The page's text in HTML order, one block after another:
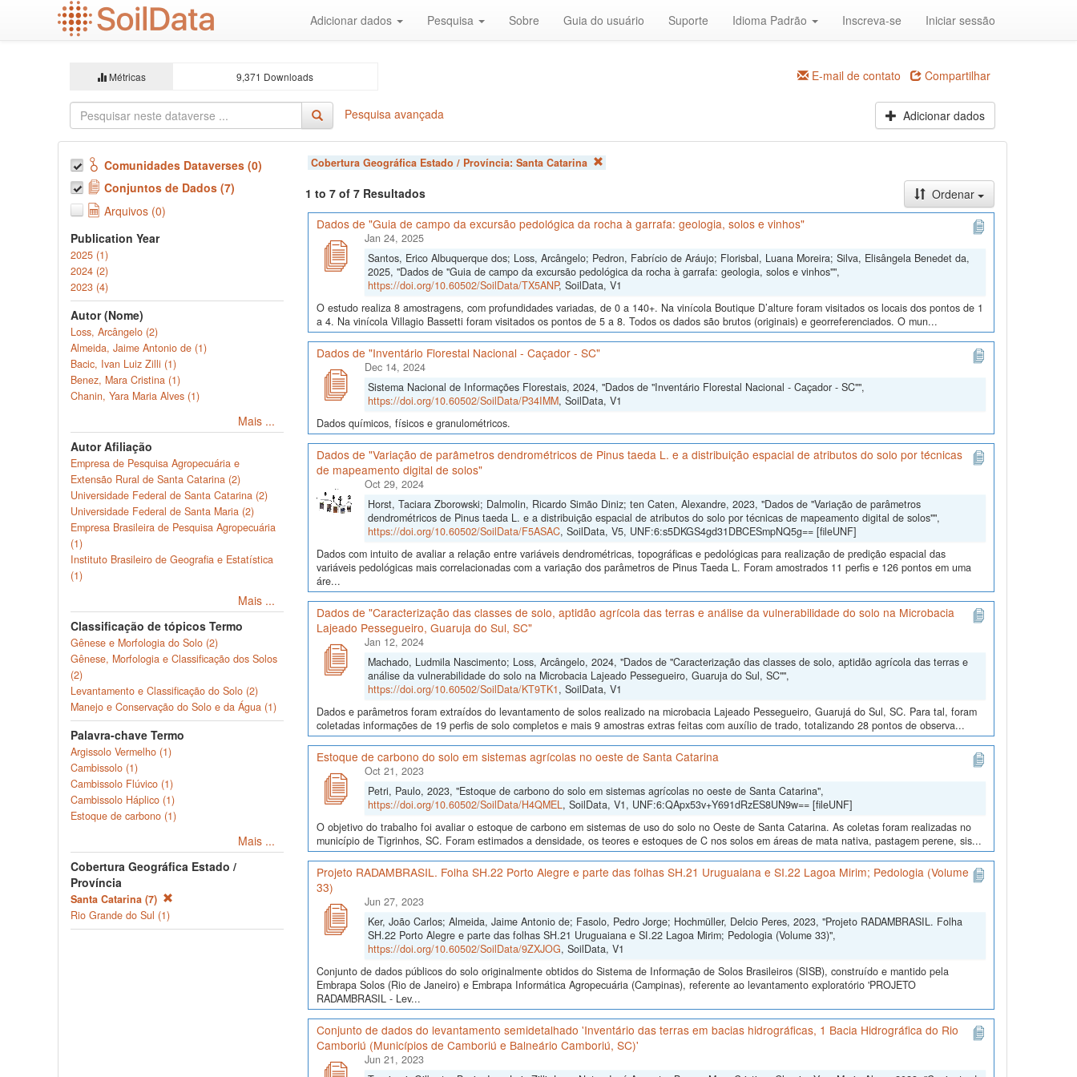
Adicionar dados Pesquisa Sobre Guia do usuário Suporte Idioma Padrão Inscreva-se Iniciar sessão
Métricas 9,371 Downloads E-mail de contato Compartilhar
Pesquisa avançada Adicionar dados
Comunidades Dataverses (0)
Conjuntos de Dados (7)
Arquivos (0)
Publication Year
2025 (1)
2024 (2)
2023 (4)
Autor (Nome)
Loss, Arcângelo (2)
Almeida, Jaime Antonio de (1)
Bacic, Ivan Luiz Zilli (1)
Benez, Mara Cristina (1)
Chanin, Yara Maria Alves (1)
Mais ...
Autor Afiliação
Empresa de Pesquisa Agropecuária e
Extensão Rural de Santa Catarina (2)
Universidade Federal de Santa Catarina (2)
Universidade Federal de Santa Maria (2)
Empresa Brasileira de Pesquisa Agropecuária
(1)
Instituto Brasileiro de Geografia e Estatística
(1)
Mais ...
Classificação de tópicos Termo
Gênese e Morfologia do Solo (2)
Gênese, Morfologia e Classificação dos Solos
(2)
Levantamento e Classificação do Solo (2)
Manejo e Conservação do Solo e da Água (1)
Palavra-chave Termo
Argissolo Vermelho (1)
Cambissolo (1)
Cambissolo Flúvico (1)
Cambissolo Háplico (1)
Estoque de carbono (1)
Mais ...
Cobertura Geográfica Estado /
Província
Santa Catarina (7)
Rio Grande do Sul (1)
Cobertura Geográfica Estado / Província: Santa Catarina
1 to 7 of 7 Resultados
Ordenar
Dados de "Guia de campo da excursão pedológica da rocha à garrafa: geologia, solos e vinhos"
Jan 24, 2025
Santos, Erico Albuquerque dos; Loss, Arcângelo; Pedron, Fabrício de Aráujo; Florisbal, Luana Moreira; Silva, Elisângela Benedet da,
2025, "Dados de "Guia de campo da excursão pedológica da rocha à garrafa: geologia, solos e vinhos"",
https://doi.org/10.60502/SoilData/TX5ANP, SoilData, V1
O estudo realiza 8 amostragens, com profundidades variadas, de 0 a 140+. Na vinícola Boutique D’alture foram visitados os locais dos pontos de 1
a 4. Na vinícola Villagio Bassetti foram visitados os pontos de 5 a 8. Todos os dados são brutos (originais) e georreferenciados. O mun...
Dados de "Inventário Florestal Nacional - Caçador - SC"
Dec 14, 2024
Sistema Nacional de Informações Florestais, 2024, "Dados de "Inventário Florestal Nacional - Caçador - SC"",
https://doi.org/10.60502/SoilData/P34IMM, SoilData, V1
Dados químicos, físicos e granulométricos.
Dados de "Variação de parâmetros dendrométricos de Pinus taeda L. e a distribuição espacial de atributos do solo por técnicas
de mapeamento digital de solos"
Oct 29, 2024
Horst, Taciara Zborowski; Dalmolin, Ricardo Simão Diniz; ten Caten, Alexandre, 2023, "Dados de "Variação de parâmetros
dendrométricos de Pinus taeda L. e a distribuição espacial de atributos do solo por técnicas de mapeamento digital de solos"",
https://doi.org/10.60502/SoilData/F5ASAC, SoilData, V5, UNF:6:s5DKGS4gd31DBCESmpNQ5g== [fileUNF]
Dados com intuito de avaliar a relação entre variáveis dendrométricas, topográficas e pedológicas para realização de predição espacial das
variáveis pedológicas mais correlacionadas com a variação dos parâmetros de Pinus Taeda L. Foram amostrados 11 perfis e 126 pontos em uma
áre...
Dados de "Caracterização das classes de solo, aptidão agrícola das terras e análise da vulnerabilidade do solo na Microbacia
Lajeado Pessegueiro, Guaruja do Sul, SC"
Jan 12, 2024
Machado, Ludmila Nascimento; Loss, Arcângelo, 2024, "Dados de "Caracterização das classes de solo, aptidão agrícola das terras e
análise da vulnerabilidade do solo na Microbacia Lajeado Pessegueiro, Guaruja do Sul, SC"",
https://doi.org/10.60502/SoilData/KT9TK1, SoilData, V1
Dados e parâmetros foram extraídos do levantamento de solos realizado na microbacia Lajeado Pessegueiro, Guarujá do Sul, SC. Para tal, foram
coletadas informações de 19 perfis de solo completos e mais 9 amostras extras feitas com auxílio de trado, totalizando 28 pontos de observa...
Estoque de carbono do solo em sistemas agrícolas no oeste de Santa Catarina
Oct 21, 2023
Petri, Paulo, 2023, "Estoque de carbono do solo em sistemas agrícolas no oeste de Santa Catarina",
https://doi.org/10.60502/SoilData/H4QMEL, SoilData, V1, UNF:6:QApx53v+Y691dRzES8UN9w== [fileUNF]
O objetivo do trabalho foi avaliar o estoque de carbono em sistemas de uso do solo no Oeste de Santa Catarina. As coletas foram realizadas no
município de Tigrinhos, SC. Foram estimados a densidade, os teores e estoques de C nos solos em áreas de mata nativa, pastagem perene, sis...
Projeto RADAMBRASIL. Folha SH.22 Porto Alegre e parte das folhas SH.21 Uruguaiana e SI.22 Lagoa Mirim; Pedologia (Volume
33)
Jun 27, 2023
Ker, João Carlos; Almeida, Jaime Antonio de; Fasolo, Pedro Jorge; Hochmüller, Delcio Peres, 2023, "Projeto RADAMBRASIL. Folha
SH.22 Porto Alegre e parte das folhas SH.21 Uruguaiana e SI.22 Lagoa Mirim; Pedologia (Volume 33)",
https://doi.org/10.60502/SoilData/9ZXJOG, SoilData, V1
Conjunto de dados públicos do solo originalmente obtidos do Sistema de Informação de Solos Brasileiros (SISB), construído e mantido pela
Embrapa Solos (Rio de Janeiro) e Embrapa Informática Agropecuária (Campinas), referente ao levantamento exploratório 'PROJETO
RADAMBRASIL - Lev...
Conjunto de dados do levantamento semidetalhado 'Inventário das terras em bacias hidrográficas, 1 Bacia Hidrográfica do Rio
Camboriú (Municípios de Camboriú e Balneário Camboriú, SC)'
Jun 21, 2023